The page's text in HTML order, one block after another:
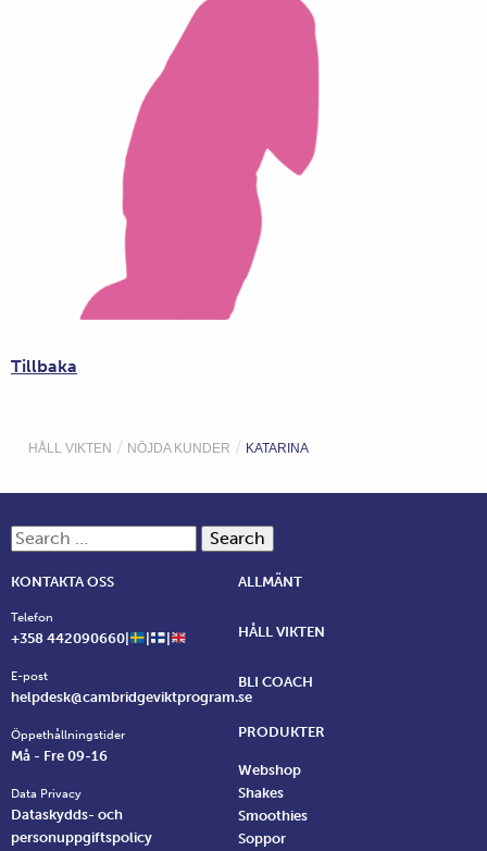
HÅLL VIKTEN / NÖJDA KUNDER / KATARINA
Tillbaka
Search for:
KONTAKTA OSS
Telefon
+358 442090660|
E-post
helpdesk@cambridgeviktprogram.se
Öppethållningstider
Må - Fre 09-16
Data Privacy
Dataskydds- och
personuppgiftspolicy
ALLMÄNT
HÅLL VIKTEN
BLI COACH
PRODUKTER
Webshop
Shakes
Smoothies
Soppor